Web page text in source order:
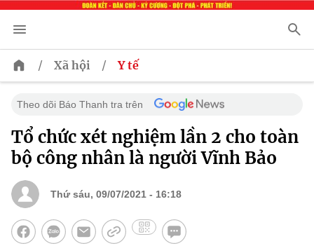
/ Xã hội / Y tế
Theo dõi Báo Thanh tra trên
Tổ chức xét nghiệm lần 2 cho toàn
bộ công nhân là người Vĩnh Bảo
Thứ sáu, 09/07/2021 - 16:18